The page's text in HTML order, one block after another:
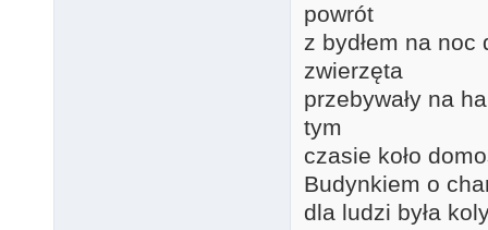
powrót
z bydłem na noc
zwierzęta
przebywały na
tym
czasie koło
Budynkiem o
dla ludzi była